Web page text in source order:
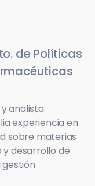
de Políticas
analista
experiencia en
sobre materias
desarrollo de